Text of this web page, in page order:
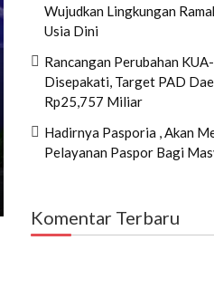
Wujudkan Lingkungan
Usia Dini
Rancangan Perubahan
Disepakati, Target PAD
Rp25,757 Miliar
Hadirnya Pasporia , Akan
Pelayanan Paspor Bagi
Komentar Terbaru